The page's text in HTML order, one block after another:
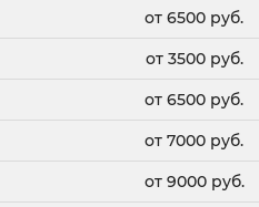
от 6500 руб.
от 3500 руб.
от 6500 руб.
от 7000 руб.
от 9000 руб.